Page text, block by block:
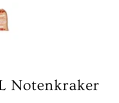
Notenkraker